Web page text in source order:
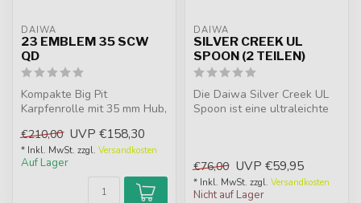
DAIWA
23 EMBLEM 35 SCW
QD
Kompakte Big Pit
Karpfenrolle mit 35 mm Hub,
präziser QD...
€210,00 UVP €158,30
* Inkl. MwSt. zzgl. Versandkosten
Auf Lager
DAIWA
SILVER CREEK UL
SPOON (2 TEILEN)
Die Daiwa Silver Creek UL
Spoon ist eine ultraleichte
€76,00 UVP €59,95
* Inkl. MwSt. zzgl. Versandkosten
Nicht auf Lager